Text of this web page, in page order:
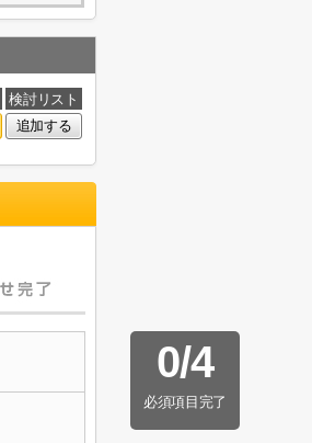
検討リスト
追加する
0/4
必須項目完了